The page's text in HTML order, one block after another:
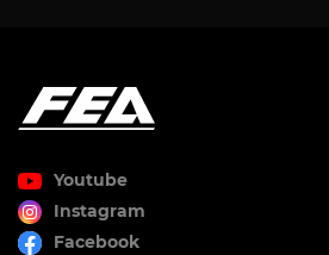
Youtube
Instagram
Facebook